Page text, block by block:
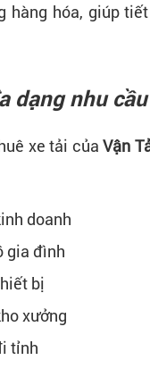
hàng hóa, giúp
dạng nhu
xe tải củaVận
doanh
gia đình
bị
xưởng
tỉnh